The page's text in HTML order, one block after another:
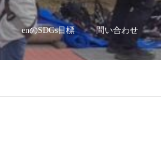
enのSDGs目標 問い合わせ